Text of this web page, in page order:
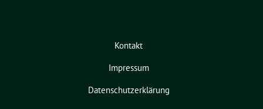
Kontakt
Impressum
Datenschutzerklärung